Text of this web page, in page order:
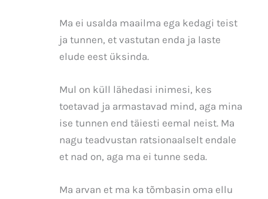
Ma ei usalda maailma ega kedagi teist
ja tunnen, et vastutan enda ja laste
elude eest üksinda.
Mul on küll lähedasi inimesi, kes
toetavad ja armastavad mind, aga mina
ise tunnen end täiesti eemal neist. Ma
nagu teadvustan ratsionaalselt endale
et nad on, aga ma ei tunne seda.
Ma arvan et ma ka tõmbasin oma ellu